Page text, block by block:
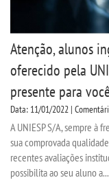
IMPRENSA
TRABALHE
OUVIDORIA
Atenção, alunos
oferecido pela
presente para
Data: 11/01/2022 |
A UNIESP S/A, sempre à
sua comprovada
recentes avaliações
possibilita ao seu aluno a...